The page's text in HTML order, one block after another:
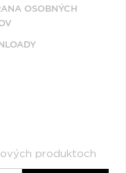
OSOBNÝCH
produktoch